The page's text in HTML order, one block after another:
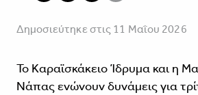
Δημοσιεύτηκε στις 11 Μαΐου 2026
Το Καραϊσκάκειο Ίδρυμα και η
Νάπας ενώνουν δυνάμεις για